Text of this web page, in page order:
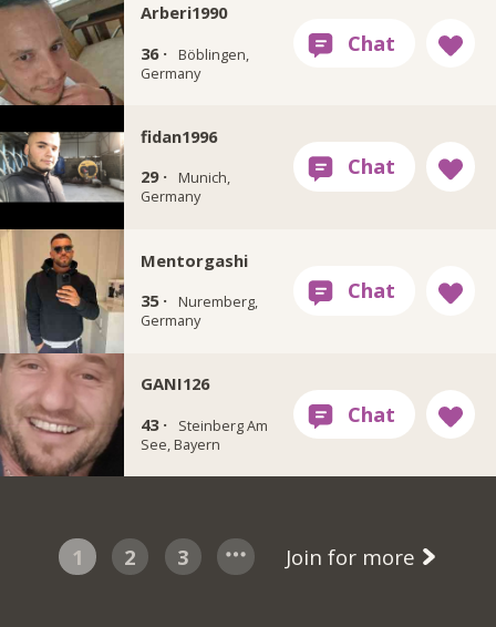
Arberi1990
36 ·
Böblingen,
Germany
fidan1996
29 ·
Munich,
Germany
Mentorgashi
35 ·
Nuremberg,
Germany
GANI126
43 ·
Steinberg Am
See, Bayern
1 2 3 Join for more